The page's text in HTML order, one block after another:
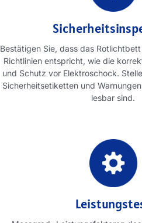
Bestätigen Sie, dass das
Richtlinien entspricht, wie die
und Schutz vor Elektroschock.
Sicherheitsetiketten und
lesbar sind.